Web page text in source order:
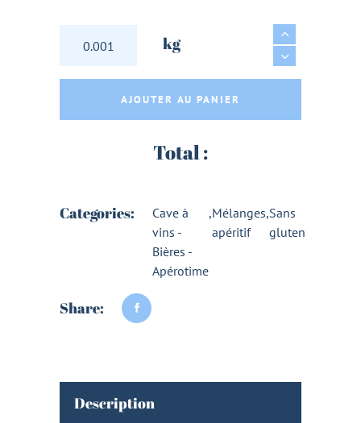
CRACKERS AU CHEVRE FRAIS THYM
kg
AJOUTER AU PANIER
Total :
Categories:
Cave à
vins -
Bières -
Apérotime
,Mélanges
apéritif
,Sans
gluten
Share:
Description